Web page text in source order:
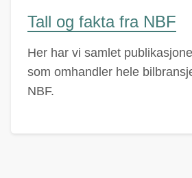
Tall og fakta fra NBF
Her har vi samlet
som omhandler hele
NBF.